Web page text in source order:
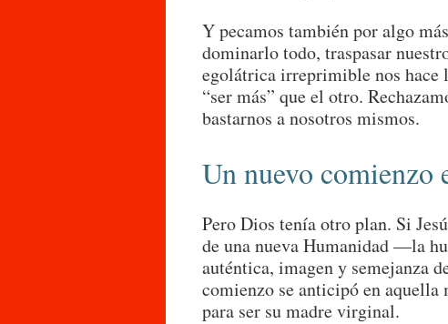
Y pecamos también por algo
dominarlo todo, traspasar
egolátrica irreprimible nos hace
“ser más” que el otro.
bastarnos a nosotros mismos.
Un nuevo comienzo
Pero Dios tenía otro plan. Si
de una nueva Humanidad —la
auténtica, imagen y semejanza
comienzo se anticipó en aquella
para ser su madre virginal.